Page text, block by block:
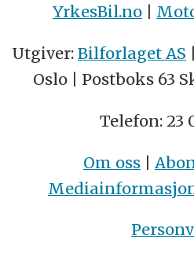
YrkesBil.no |
Utgiver: Bilforlaget AS
Oslo | Postboks 63
Telefon: 23
Om oss |